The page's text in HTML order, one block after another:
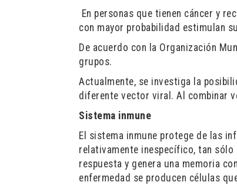
En personas que tienen cáncer y
con mayor probabilidad estimulan
De acuerdo con la Organización
grupos.
Actualmente, se investiga la
diferente vector viral. Al combinar
Sistema inmune
El sistema inmune protege de las
relativamente inespecífico, tan sólo
respuesta y genera una memoria
enfermedad se producen células